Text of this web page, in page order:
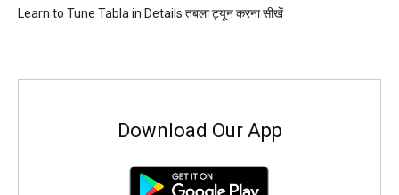
Learn to Tune Tabla in Details तबला ट्यून करना सीखें
Download Our App